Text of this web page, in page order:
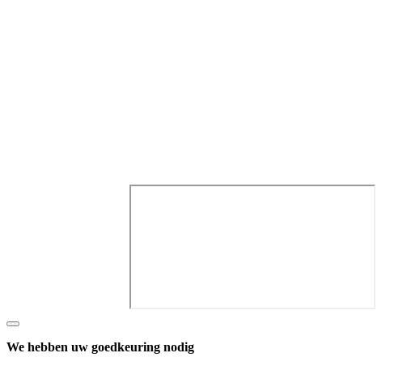
We hebben uw goedkeuring nodig